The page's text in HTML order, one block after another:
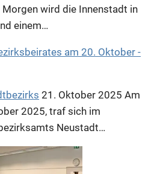
Anzeige
wird die Innenstadt in
einem…
21. Oktober 2025 Am
2025, traf sich im
Neustadt…